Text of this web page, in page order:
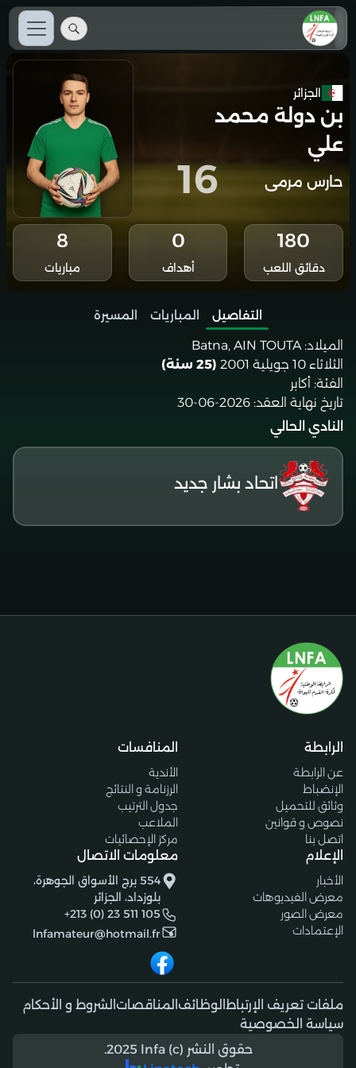
الجزائر
بن دولة محمد
علي
حارس مرمى 16
180
دقائق اللعب
0
أهداف
8
مباريات
التفاصيل المباريات
المسيرة
الميلاد: Batna, AIN TOUTA
الثلاثاء 10 جويلية 2001
(25 سنة)
الفئة: أكابر
تاريخ نهاية العقد: 2026-06-30
النادي الحالي
اتحاد بشار جديد
الرابطة
عن الرابطة
الإنضباط
وثائق للتحميل
نصوص و قوانين
اتصل بنا
المنافسات
الأندية
الرزنامة و النتائج
جدول الترتيب
الملاعب
مركز الإحصائيات
الإعلام
الأخبار
معرض الفيديوهات
معرض الصور
الإعتمادات
معلومات الاتصال
554 برج الأسواق الجوهرة،
بلوزداد، الجزائر
+213 (0) 23 511 105
lnfamateur@hotmail.fr
ملفات تعريف الإرتباط الوظائف المناقصات الشروط و الأحكام
سياسة الخصوصية
حقوق النشر (c) 2025 lnfa.